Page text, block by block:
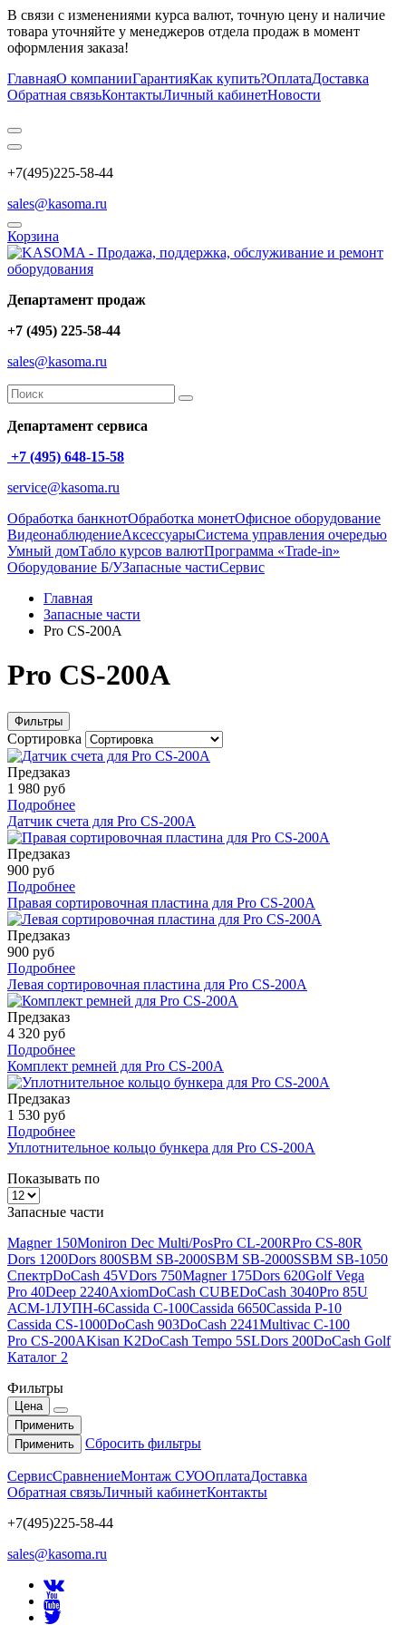
В связи с изменениями курса валют, точную цену и наличие
товара уточняйте у менеджеров отдела продаж в момент
оформления заказа!
ГлавнаяО компанииГарантияКак купить?ОплатаДоставка
Обратная связьКонтактыЛичный кабинетНовости
+7(495)225-58-44
sales@kasoma.ru
Корзина
Департамент продаж
+7 (495) 225-58-44
sales@kasoma.ru
Департамент сервиса
+7 (495) 648-15-58
service@kasoma.ru
Обработка банкнотОбработка монетОфисное оборудование
ВидеонаблюдениеАксессуарыСистема управления очередью
Умный домТабло курсов валютПрограмма «Trade-in»
Оборудование Б/УЗапасные частиСервис
Главная
Запасные части
Pro CS-200A
Pro CS-200A
Фильтры
Сортировка
Предзаказ
1 980 руб
Подробнее
Датчик счета для Pro CS-200A
Предзаказ
900 руб
Подробнее
Правая сортировочная пластина для Pro CS-200A
Предзаказ
900 руб
Подробнее
Левая сортировочная пластина для Pro CS-200A
Предзаказ
4 320 руб
Подробнее
Комплект ремней для Pro CS-200A
Предзаказ
1 530 руб
Подробнее
Уплотнительное кольцо бункера для Pro CS-200A
Показывать по
Запасные части
Magner 150Moniron Dec Multi/PosPro CL-200RPro CS-80R
Dors 1200Dors 800SBM SB-2000SBM SB-2000SSBM SB-1050
СпектрDoCash 45VDors 750Magner 175Dors 620Golf Vega
Pro 40Deep 2240AxiomDoCash CUBEDoCash 3040Pro 85U
АСМ-1ЛУПН-6Cassida C-100Cassida 6650Cassida P-10
Cassida CS-1000DoCash 903DoCash 2241Multivac C-100
Pro CS-200AKisan K2DoCash Tempo 5SLDors 200DoCash Golf
Каталог 2
Фильтры
Цена
Применить
Применить
Сбросить фильтры
СервисСравнениеМонтаж СУООплатаДоставка
Обратная связьЛичный кабинетКонтакты
+7(495)225-58-44
sales@kasoma.ru